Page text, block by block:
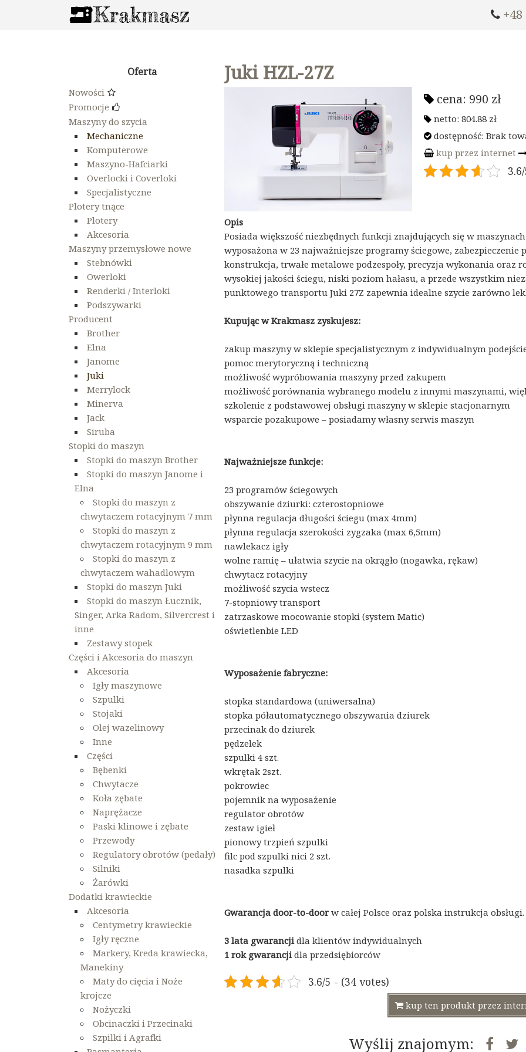
Oferta
Nowości
Promocje
Maszyny do szycia
Mechaniczne
Komputerowe
Maszyno-Hafciarki
Overlocki i Coverloki
Specjalistyczne
Plotery tnące
Plotery
Akcesoria
Maszyny przemysłowe nowe
Stebnówki
Owerloki
Renderki / Interloki
Podszywarki
Producent
Brother
Elna
Janome
Juki
Merrylock
Minerva
Jack
Siruba
Stopki do maszyn
Stopki do maszyn Brother
Stopki do maszyn Janome i
Elna
Stopki do maszyn z
chwytaczem rotacyjnym 7 mm
Stopki do maszyn z
chwytaczem rotacyjnym 9 mm
Stopki do maszyn z
chwytaczem wahadlowym
Stopki do maszyn Juki
Stopki do maszyn Łucznik,
Singer, Arka Radom, Silvercrest i
inne
Zestawy stopek
Części i Akcesoria do maszyn
Akcesoria
Igły maszynowe
Szpulki
Stojaki
Olej wazelinowy
Inne
Części
Bębenki
Chwytacze
Koła zębate
Naprężacze
Paski klinowe i zębate
Przewody
Regulatory obrotów (pedały)
Silniki
Żarówki
Dodatki krawieckie
Akcesoria
Centymetry krawieckie
Igły ręczne
Markery, Kreda krawiecka,
Manekiny
Maty do cięcia i Noże
krojcze
Nożyczki
Obcinaczki i Przecinaki
Szpilki i Agrafki
Juki HZL-27Z
cena: 990 zł
netto: 804.88 zł
dostępność: Brak
kup przez internet
Opis
Posiada większość niezbędnych funkcji znajdujących się w
wyposażona w 23 najważniejsze programy ściegowe, zabezpieczenie
konstrukcja, trwałe metalowe podzespoły, precyzja wykonania oraz
wysokiej jakości ściegu, niski poziom hałasu, a przede wszystkim
punktowego transportu Juki 27Z zapewnia idealne szycie zarówno
Kupując w Krakmasz zyskujesz:
zakup maszyny w sklepie specjalistycznym z indywidualnym
pomoc merytoryczną i techniczną
możliwość wypróbowania maszyny przed zakupem
możliwość porównania wybranego modelu z innymi maszynami,
szkolenie z podstawowej obsługi maszyny w sklepie stacjonarnym
wsparcie pozakupowe – posiadamy własny serwis maszyn
Najważniejsze funkcje:
23 programów ściegowych
obszywanie dziurki: czterostopniowe
płynna regulacja długości ściegu (max 4mm)
płynna regulacja szerokości zygzaka (max 6,5mm)
nawlekacz igły
wolne ramię – ułatwia szycie na okrągło (nogawka, rękaw)
chwytacz rotacyjny
możliwość szycia wstecz
7-stopniowy transport
zatrzaskowe mocowanie stopki (system Matic)
oświetlenbie LED
Wyposażenie fabryczne:
stopka standardowa (uniwersalna)
stopka półautomatycznego obszywania dziurek
przecinak do dziurek
pędzelek
szpulki 4 szt.
wkrętak 2szt.
pokrowiec
pojemnik na wyposażenie
regulator obrotów
zestaw igieł
pionowy trzpień szpulki
filc pod szpulki nici 2 szt.
nasadka szpulki
Gwarancja door-to-doorw całej Polsce oraz polska instrukcja obsługi.
3 lata gwarancjidla klientów indywidualnych
1 rok gwarancjidla przedsiębiorców
3.6/5 - (34 votes)
kup ten produkt przez
Wyślij znajomym: